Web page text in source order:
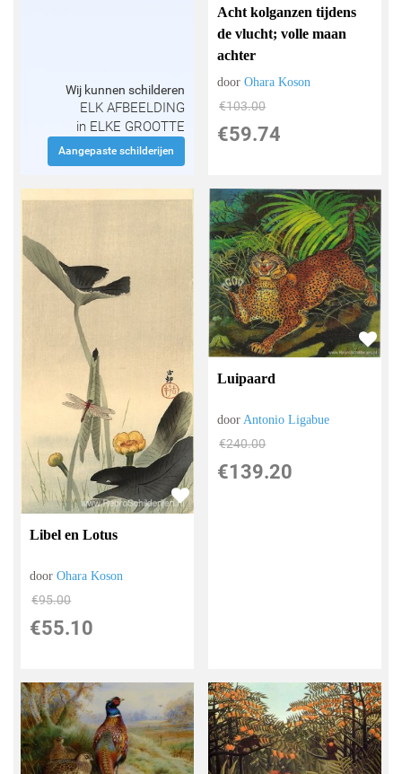
Wij kunnen schilderen
ELK AFBEELDING
in ELKE GROOTTE
Aangepaste schilderijen
Acht kolganzen tijdens
de vlucht; volle maan
achter
doorOhara Koson
€103.00
€59.74
Libel en Lotus
doorOhara Koson
€95.00
€55.10
Luipaard
doorAntonio Ligabue
€240.00
€139.20